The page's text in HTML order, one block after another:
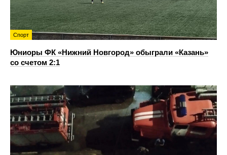
Спорт
Юниоры ФК «Нижний Новгород» обыграли «Казань»
со счетом 2:1